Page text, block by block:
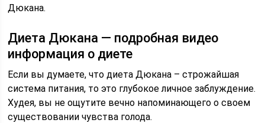
Дюкана.
Диета Дюкана — подробная видео
информация о диете
Если вы думаете, что диета Дюкана – строжайшая
система питания, то это глубокое личное заблуждение.
Худея, вы не ощутите вечно напоминающего о своем
существовании чувства голода.